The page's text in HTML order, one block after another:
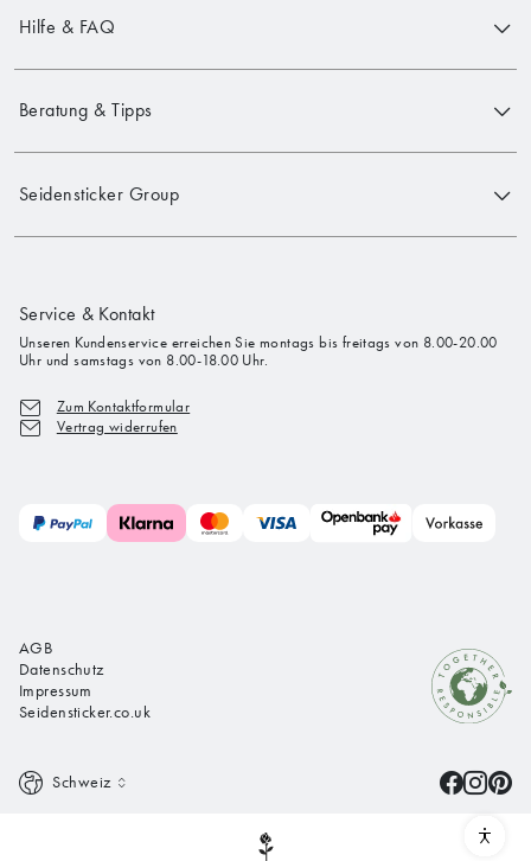
Hilfe & FAQ
Beratung & Tipps
Seidensticker Group
Service & Kontakt
Unseren Kundenservice erreichen Sie montags bis freitags von 8.00-20.00
Uhr und samstags von 8.00-18.00 Uhr.
Zum Kontaktformular
Vertrag widerrufen
AGB
Datenschutz
Impressum
Seidensticker.co.uk
Schweiz